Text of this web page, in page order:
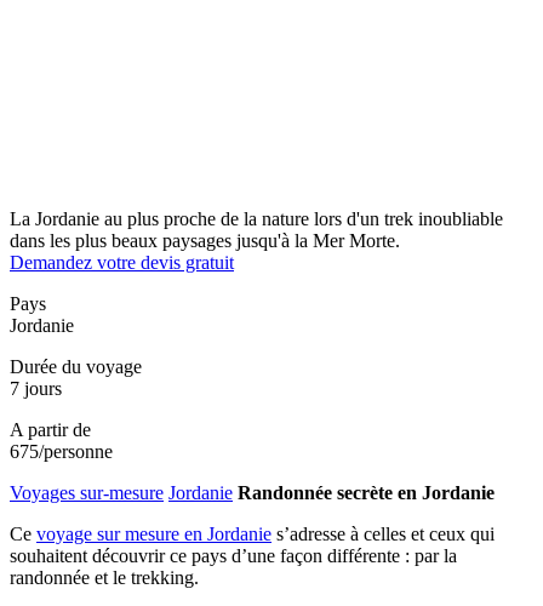
La Jordanie au plus proche de la nature lors d'un trek inoubliable
dans les plus beaux paysages jusqu'à la Mer Morte.
Demandez votre devis gratuit
Pays
Jordanie
Durée du voyage
7 jours
A partir de
675/personne
Voyages sur-mesure Jordanie Randonnée secrète en Jordanie
Ce voyage sur mesure en Jordanie s’adresse à celles et ceux qui
souhaitent découvrir ce pays d’une façon différente : par la
randonnée et le trekking.